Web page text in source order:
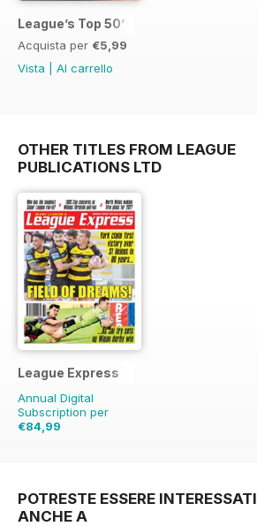
League’s Top 50’
Acquista per €5,99
Vista
Al carrello
OTHER TITLES FROM LEAGUE
PUBLICATIONS LTD
League Express
Annual Digital
Subscription per
€84,99
POTRESTE ESSERE INTERESSATI
ANCHE A